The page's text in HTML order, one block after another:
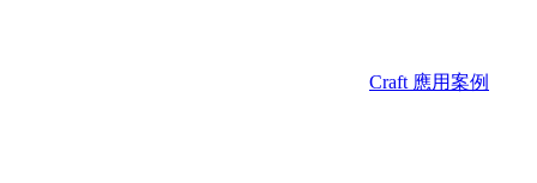
Craft 應用案例